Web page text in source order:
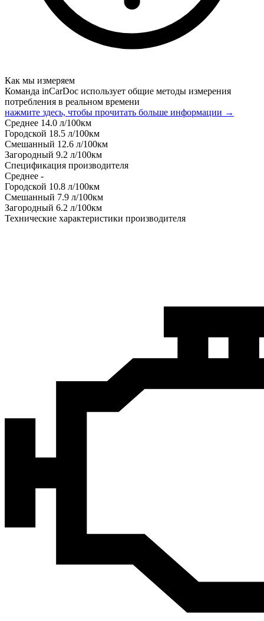
Как мы измеряем
Команда inCarDoc использует общие методы измерения
потребления в реальном времени
нажмите здесь, чтобы прочитать больше информации →
Среднее 14.0 л/100км
Городской 18.5 л/100км
Смешанный 12.6 л/100км
Загородный 9.2 л/100км
Спецификация производителя
Среднее -
Городской 10.8 л/100км
Смешанный 7.9 л/100км
Загородный 6.2 л/100км
Технические характеристики производителя